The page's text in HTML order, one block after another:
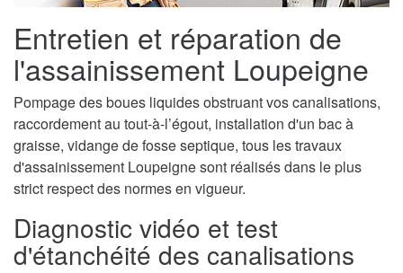
Entretien et réparation de
l'assainissement Loupeigne
Pompage des boues liquides obstruant vos canalisations,
raccordement au tout-à-l’égout, installation d'un bac à
graisse, vidange de fosse septique, tous les travaux
d'assainissement Loupeigne sont réalisés dans le plus
strict respect des normes en vigueur.
Diagnostic vidéo et test
d'étanchéité des canalisations